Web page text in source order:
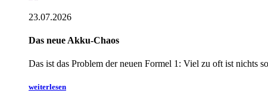
23.07.2026
Das neue Akku-Chaos
Das ist das Problem der neuen Formel 1: Viel zu oft ist
weiterlesen